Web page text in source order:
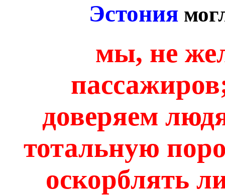
Эстония
мы, не
доверяем
тотальную
оскорблять